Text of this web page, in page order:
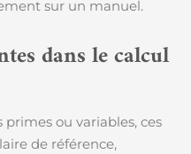
sur un manuel.
dans le calcul
ou variables, ces
de référence,